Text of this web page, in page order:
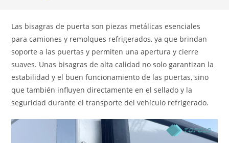
Las bisagras de puerta son piezas metálicas esenciales
para camiones y remolques refrigerados, ya que brindan
soporte a las puertas y permiten una apertura y cierre
suaves. Unas bisagras de alta calidad no solo garantizan la
estabilidad y el buen funcionamiento de las puertas, sino
que también influyen directamente en el sellado y la
seguridad durante el transporte del vehículo refrigerado.